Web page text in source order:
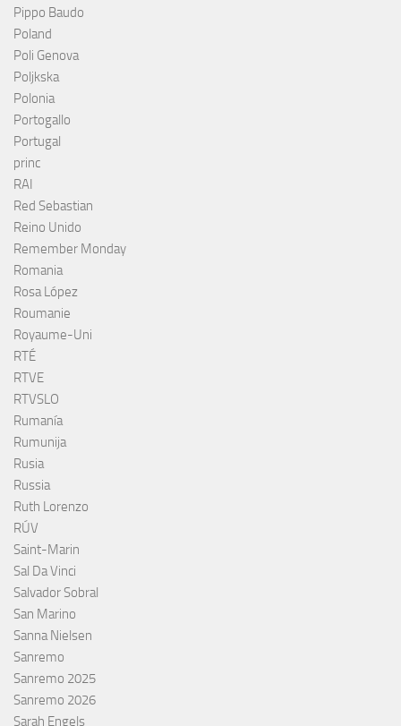
Pippo Baudo
Poland
Poli Genova
Poljkska
Polonia
Portogallo
Portugal
princ
RAI
Red Sebastian
Reino Unido
Remember Monday
Romania
Rosa López
Roumanie
Royaume-Uni
RTÉ
RTVE
RTVSLO
Rumanía
Rumunija
Rusia
Russia
Ruth Lorenzo
RÚV
Saint-Marin
Sal Da Vinci
Salvador Sobral
San Marino
Sanna Nielsen
Sanremo
Sanremo 2025
Sanremo 2026
Sarah Engels